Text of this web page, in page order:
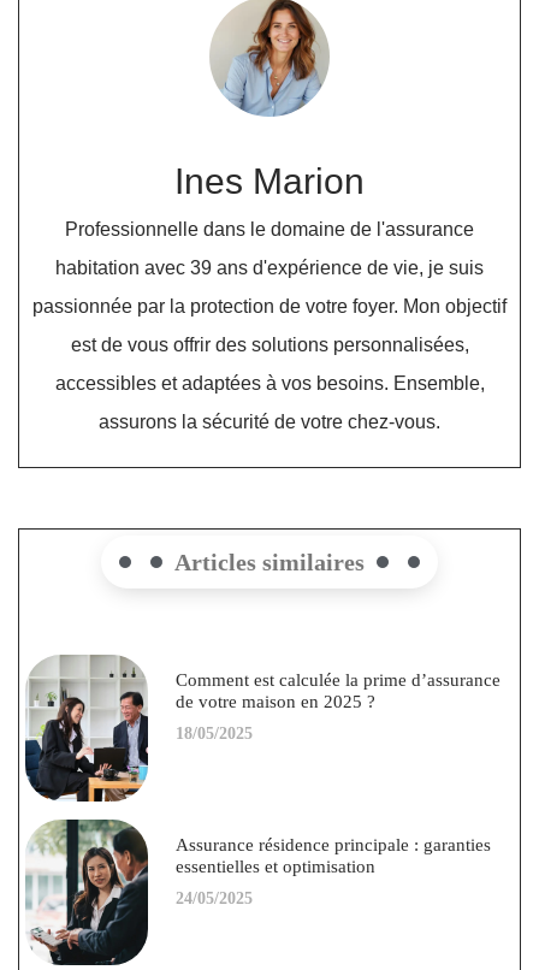
Ines Marion
Professionnelle dans le domaine de l'assurance
habitation avec 39 ans d'expérience de vie, je suis
passionnée par la protection de votre foyer. Mon objectif
est de vous offrir des solutions personnalisées,
accessibles et adaptées à vos besoins. Ensemble,
assurons la sécurité de votre chez-vous.
Articles similaires
Comment est calculée la prime d’assurance
de votre maison en 2025 ?
18/05/2025
Assurance résidence principale : garanties
essentielles et optimisation
24/05/2025